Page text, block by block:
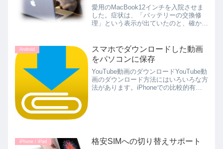
愛用のMacBook12インチを入院させま
した。症状は、「バッテリーの交換修
理」という表示が出ていたのと、確かに
もあり、ビックカメラのApple製品修理
窓口に持ち込んで...
Android
スマホでダウンロードした動画
をパソコンに保存
YouTube動画のダウンロードYouTube動
画のダウンロード方法にはいろいろな方
法があります。iPhoneでの比較的有名
iPhone / iPad 格安SIMへの切り替えサポート